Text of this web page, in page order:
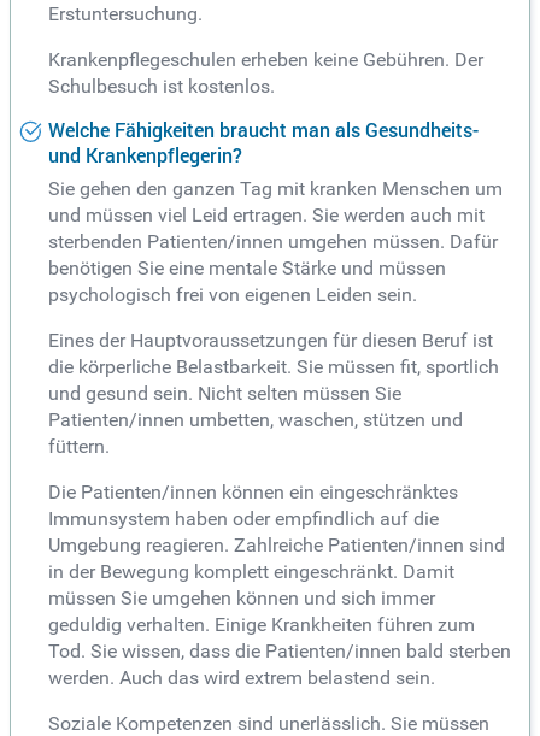
Erstuntersuchung.
Krankenpflegeschulen erheben keine Gebühren. Der
Schulbesuch ist kostenlos.
Welche Fähigkeiten braucht man als Gesundheits-
und Krankenpflegerin?
Sie gehen den ganzen Tag mit kranken Menschen um
und müssen viel Leid ertragen. Sie werden auch mit
sterbenden Patienten/innen umgehen müssen. Dafür
benötigen Sie eine mentale Stärke und müssen
psychologisch frei von eigenen Leiden sein.
Eines der Hauptvoraussetzungen für diesen Beruf ist
die körperliche Belastbarkeit. Sie müssen fit, sportlich
und gesund sein. Nicht selten müssen Sie
Patienten/innen umbetten, waschen, stützen und
füttern.
Die Patienten/innen können ein eingeschränktes
Immunsystem haben oder empfindlich auf die
Umgebung reagieren. Zahlreiche Patienten/innen sind
in der Bewegung komplett eingeschränkt. Damit
müssen Sie umgehen können und sich immer
geduldig verhalten. Einige Krankheiten führen zum
Tod. Sie wissen, dass die Patienten/innen bald sterben
werden. Auch das wird extrem belastend sein.
Soziale Kompetenzen sind unerlässlich. Sie müssen